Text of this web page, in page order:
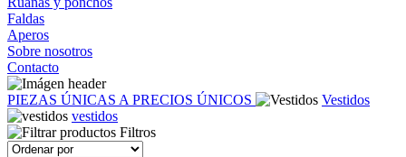
Faldas
Aperos
Sobre nosotros
Contacto
PIEZAS ÚNICAS A PRECIOS ÚNICOS
Vestidos
vestidos
Filtros